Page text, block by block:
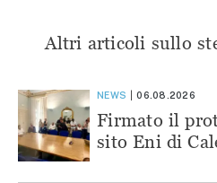
Altri articoli sullo
NEWS 06.08.2026
Firmato il
sito Eni di